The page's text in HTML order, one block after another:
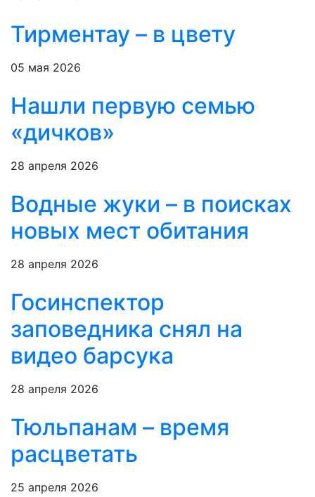
Тирментау – в цвету
05 мая 2026
Нашли первую семью
«дичков»
28 апреля 2026
Водные жуки – в поисках
новых мест обитания
28 апреля 2026
Госинспектор
заповедника снял на
видео барсука
28 апреля 2026
Тюльпанам – время
расцветать
25 апреля 2026